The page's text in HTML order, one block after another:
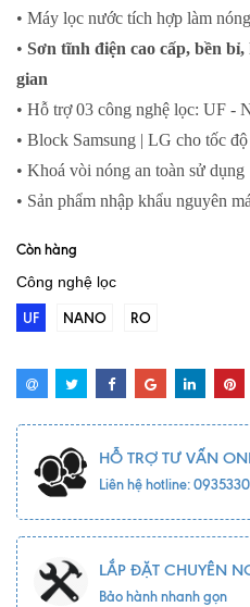
• Máy lọc nước tích hợp làm
• Sơn tĩnh điện cao cấp, bền
gian
• Hỗ trợ 03 công nghệ lọc: UF -
• Block Samsung | LG cho tốc
• Khoá vòi nóng an toàn sử dụng
​• Sản phẩm nhập khẩu nguyên
Còn hàng
Công nghệ lọc
UF NANO RO
HỖ TRỢ TƯ VẤN
Liên hệ hotline:
LẮP ĐẶT CHUYÊN
Bảo hành nhanh gọn